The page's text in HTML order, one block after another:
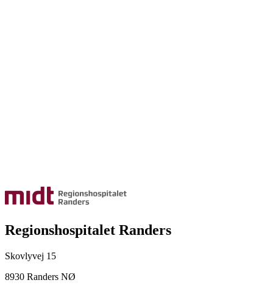
Regionshospitalet Randers
Skovlyvej 15
8930 Randers NØ